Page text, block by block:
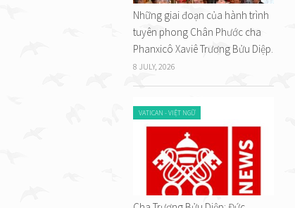
Những giai đoạn của hành trình
tuyên phong Chân Phước cha
Phanxicô Xaviê Trương Bửu Diệp.
8 JULY, 2026
VATICAN - VIỆT NGỮ